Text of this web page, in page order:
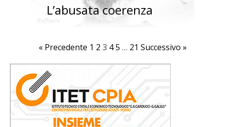
L’abusata coerenza
« Precedente 1 2 3 4 5 … 21 Successivo »